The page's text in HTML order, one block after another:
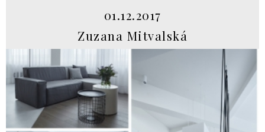
01.12.2017
Zuzana Mitvalská